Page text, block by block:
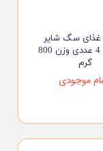
غذای سگ شایر
مجموعه 4 عددی وزن 800
گرم
موجودی